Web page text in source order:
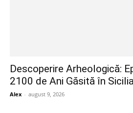
Descoperire Arheologică:
2100 de Ani Găsită în Sicilia
Alex - august 9, 2026